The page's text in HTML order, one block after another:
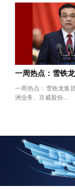
一周热点：雪铁
一周热点：雪铁龙集
洲业务、京威股份…